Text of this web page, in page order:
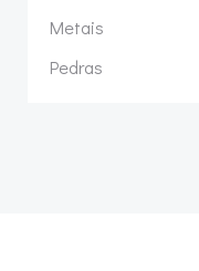
Metais
Pedras